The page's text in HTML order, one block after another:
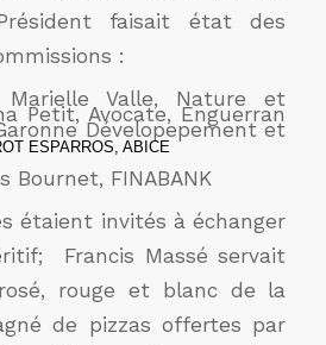
faisait état des
:
Marielle Valle, Nature et
Petit, Avocate, Enguerran
Dévelopepement et
ESPARROS, ABICE
Bournet, FINABANK
étaient invités à échanger
Francis Massé servait
rouge et blanc de la
de pizzas offertes par